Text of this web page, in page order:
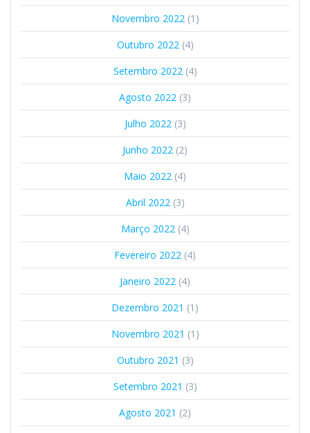
Novembro 2022(1)
Outubro 2022(4)
Setembro 2022(4)
Agosto 2022 (3)
Julho 2022(3)
Junho 2022 (2)
Maio 2022 (4)
Abril 2022(3)
Março 2022(4)
Fevereiro 2022 (4)
Janeiro 2022 (4)
Dezembro 2021 (1)
Novembro 2021 (1)
Outubro 2021 (3)
Setembro 2021 (3)
Agosto 2021 (2)